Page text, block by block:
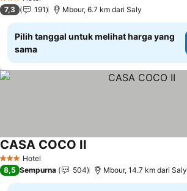
3 Bintang
7,3 191 Mbour, 6.7 km dari Saly
Pilih tanggal untuk melihat harga yang
sama
3 BintangHotel
CASA COCO II
8,5 Sempurna 504 Mbour, 14.7 km dari Saly